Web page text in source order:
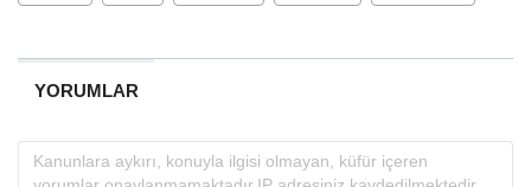
YORUMLAR